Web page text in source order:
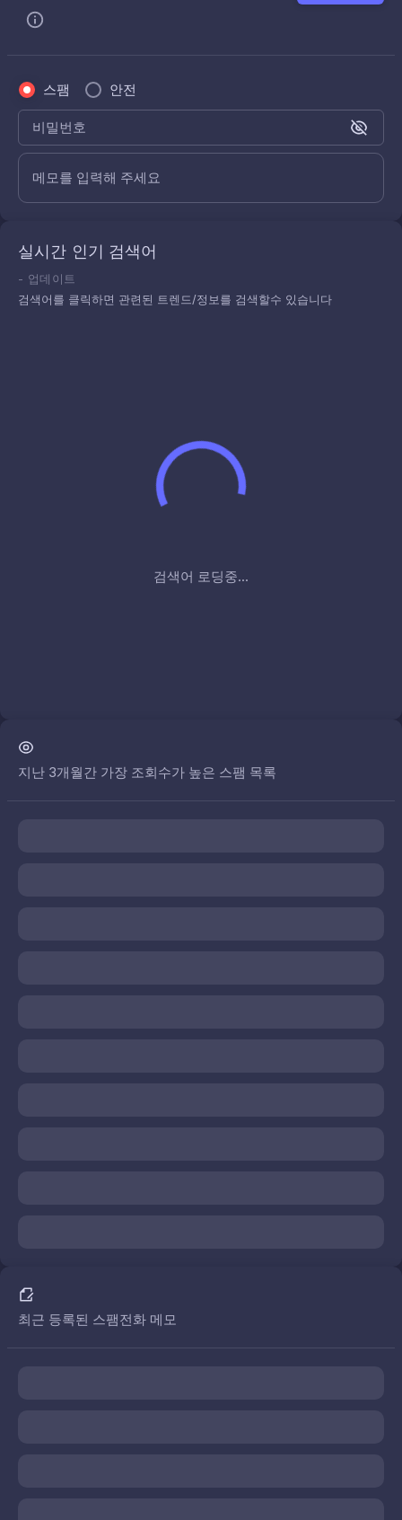
스팸 안전
비밀번호
메모를 입력해 주세요
실시간 인기 검색어
- 업데이트
검색어를 클릭하면 관련된 트렌드/정보를 검색할수 있습니다
검색어 로딩중...
지난 3개월간 가장 조회수가 높은 스팸 목록
최근 등록된 스팸전화 메모